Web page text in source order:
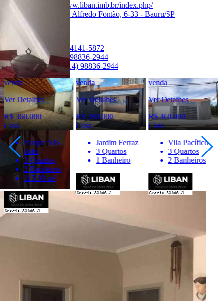
https://www.liban.imb.br/index.php/
Rua Alfredo Fontão, 6-33 - Bauru/SP
Ver Telefone
Telefone:
(14) 4141-5872
Telefone:(14) 98836-2944
WhatsApp:(14) 98836-2944
venda
Ver Detalhes
R$ 380.000
Casa
Jardim Ferraz
3 Quartos
1 Banheiro
venda
Ver Detalhes
R$ 460.000
Casa
Vila Pacífico
3 Quartos
2 Banheiros
venda
Ver Detalhes
R$ 460.000
Casa
Vila Souto
3 Quartos
3 Banheiros
* Valores, disponibilidade e demais informações estão sujeitas à
alterações. SEMPRE consulte o anunciante sobre as condições e
Portal Casa Bauru
, incluindo todos seus colaboradores, não
realizam qualquer intermediação e não participam de nenhuma